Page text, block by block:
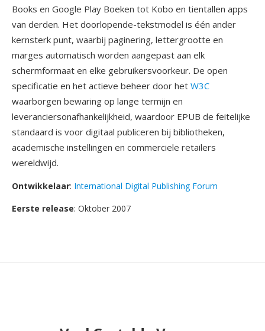
Books en Google Play Boeken tot Kobo en tientallen apps
van derden. Het doorlopende-tekstmodel is één ander
kernsterk punt, waarbij paginering, lettergrootte en
marges automatisch worden aangepast aan elk
schermformaat en elke gebruikersvoorkeur. De open
specificatie en het actieve beheer door het W3C
waarborgen bewaring op lange termijn en
leveranciersonafhankelijkheid, waardoor EPUB de feitelijke
standaard is voor digitaal publiceren bij bibliotheken,
academische instellingen en commerciele retailers
wereldwijd.
Ontwikkelaar: International Digital Publishing Forum
Eerste release: Oktober 2007